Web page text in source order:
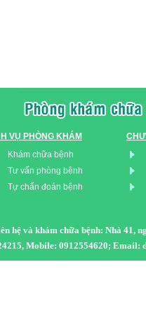
VỤ PHÒNG KHÁM
Khám chữa bệnh
Tư vấn phòng bệnh
Tự chẩn đoán bệnh
hệ và khám chữa bệnh: Nhà 41,
Mobile: 0912554620; Email: